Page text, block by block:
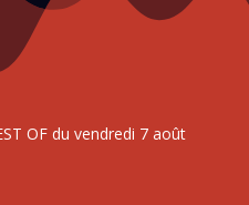
OF du vendredi 7 août